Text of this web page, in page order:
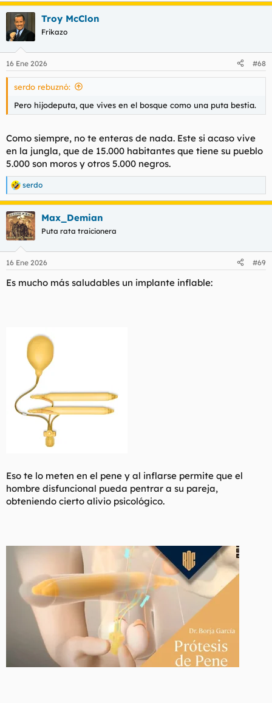
Troy McClon
Frikazo
16 Ene 2026 #68
serdo rebuznó:
Pero hijodeputa, que vives en el bosque como una puta bestia.
Como siempre, no te enteras de nada. Este si acaso vive
en la jungla, que de 15.000 habitantes que tiene su pueblo
5.000 son moros y otros 5.000 negros.
R
e
a
c
c
i
e
:
serdo
Max_Demian
Puta rata traicionera
16 Ene 2026 #69
Es mucho más saludables un implante inflable:
Eso te lo meten en el pene y al inflarse permite que el
hombre disfuncional pueda pentrar a su pareja,
obteniendo cierto alivio psicológico.